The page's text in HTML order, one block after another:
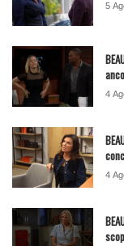
5
4
4